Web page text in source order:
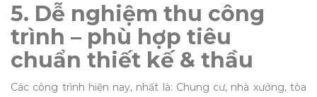
5. Dễ nghiệm thu công
trình – phù hợp tiêu
chuẩn thiết kế & thầu
Các công trình hiện nay, nhất là: Chung cư, nhà xưởng, tòa